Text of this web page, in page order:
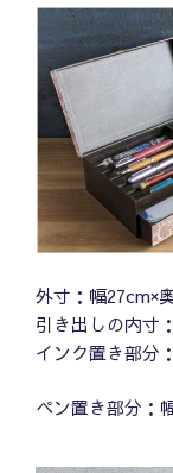
外寸：幅27cm×
引き出しの内寸
インク置き部分
ペン置き部分：